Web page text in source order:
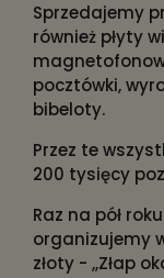
Sprzedajemy
również płyty
pocztówki,
bibeloty.
Przez te
200 tysięcy
Raz na pół
organizujemy
złoty - ,,Złap